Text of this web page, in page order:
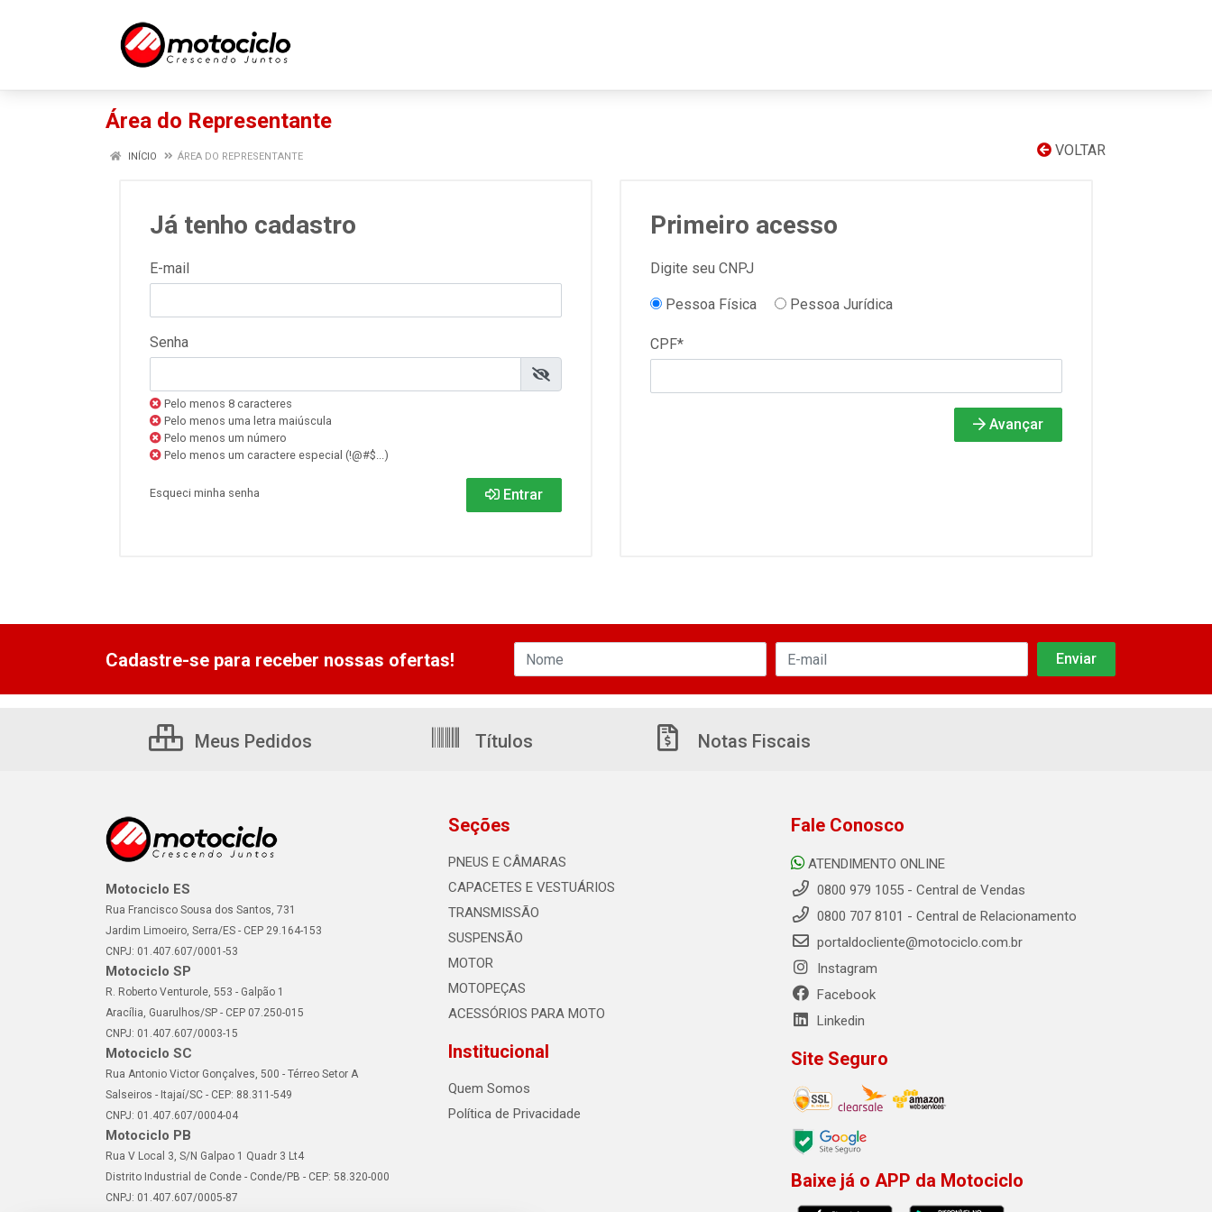
Área do Representante
VOLTAR
INÍCIO ÁREA DO REPRESENTANTE
Já tenho cadastro
E-mail
Senha
Pelo menos 8 caracteres
Pelo menos uma letra maiúscula
Pelo menos um número
Pelo menos um caractere especial (!@#$...)
Esqueci minha senha Entrar
Primeiro acesso
Digite seu CNPJ
Pessoa Física Pessoa Jurídica
CPF*
Avançar
Cadastre-se para receber nossas ofertas!
Meus Pedidos Títulos Notas Fiscais
Motociclo ES
Rua Francisco Sousa dos Santos, 731
Jardim Limoeiro, Serra/ES - CEP 29.164-153
CNPJ: 01.407.607/0001-53
Motociclo SP
R. Roberto Venturole, 553 - Galpão 1
Aracília, Guarulhos/SP - CEP 07.250-015
CNPJ: 01.407.607/0003-15
Motociclo SC
Rua Antonio Victor Gonçalves, 500 - Térreo Setor A
Salseiros - Itajaí/SC - CEP: 88.311-549
CNPJ: 01.407.607/0004-04
Motociclo PB
Rua V Local 3, S/N Galpao 1 Quadr 3 Lt4
Distrito Industrial de Conde - Conde/PB - CEP: 58.320-000
CNPJ: 01.407.607/0005-87
Seções
PNEUS E CÂMARAS
CAPACETES E VESTUÁRIOS
TRANSMISSÃO
SUSPENSÃO
MOTOR
MOTOPEÇAS
ACESSÓRIOS PARA MOTO
Institucional
Quem Somos
Política de Privacidade
Fale Conosco
ATENDIMENTO ONLINE
0800 979 1055 - Central de Vendas
0800 707 8101 - Central de Relacionamento
portaldocliente@motociclo.com.br
Instagram
Facebook
Linkedin
Site Seguro
Baixe já o APP da Motociclo